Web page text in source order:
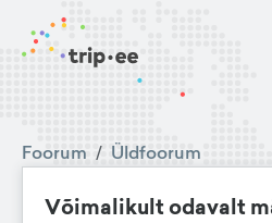
Foorum / Üldfoorum
Võimalikult odavalt